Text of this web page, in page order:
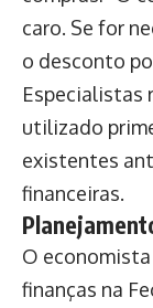
caro. Se for
o desconto
Especialistas
utilizado
existentes
financeiras.
O
finanças na